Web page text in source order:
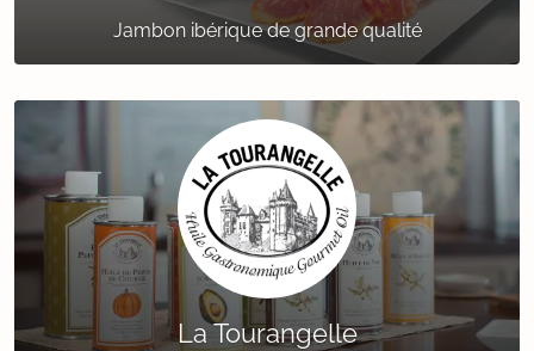
Jambon ibérique de grande qualité
La Tourangelle